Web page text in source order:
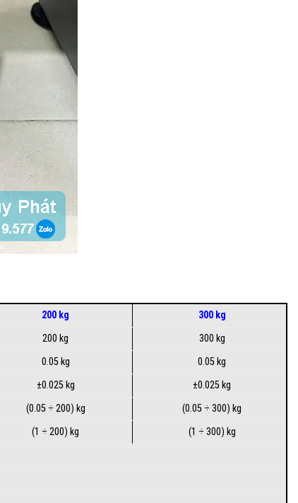
200 kg
300 kg
200 kg
300 kg
0.05 kg
0.05 kg
±0.025 kg
±0.025 kg
(0.05 ÷ 200) kg
(0.05 ÷ 300) kg
(1 ÷ 200) kg
(1 ÷ 300) kg